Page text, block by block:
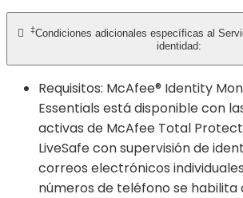
 ‡Condiciones adicionales específicas al
identidad:
Requisitos: McAfee® Identity
Essentials está disponible con
activas de McAfee Total
LiveSafe con supervisión de
correos electrónicos
números de teléfono se habilita